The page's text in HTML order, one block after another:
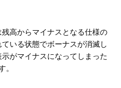
高からマイナスとなる仕様の
いる状態でボーナスが消滅し
がマイナスになってしまった
。